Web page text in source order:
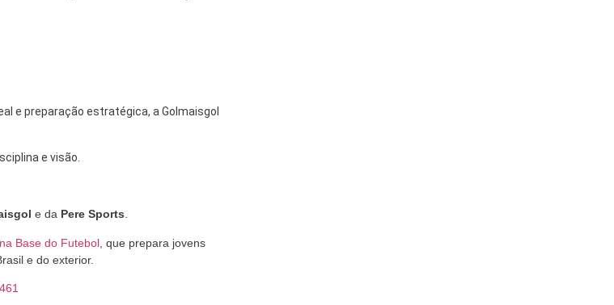
e preparação estratégica, a Golmaisgol
e visão.
e da Pere Sports.
Base do Futebol , que prepara jovens
e do exterior.